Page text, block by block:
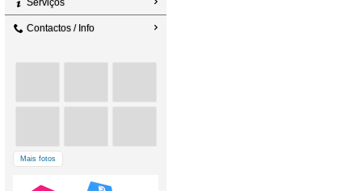
Serviços
Contactos / Info
Mais fotos